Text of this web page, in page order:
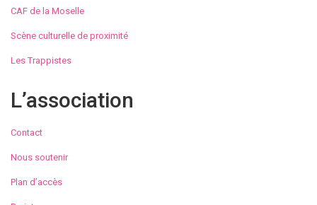
CAF de la Moselle
Scène culturelle de proximité
Les Trappistes
L’association
Contact
Nous soutenir
Plan d’accès